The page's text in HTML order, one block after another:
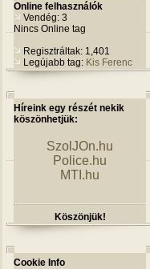
Online felhasználók
Vendég: 3
Nincs Online tag
Regisztráltak: 1,401
Legújabb tag: Kis Ferenc
Híreink egy részét nekik
köszönhetjük:
SzolJOn.hu
Police.hu
MTI.hu
Köszönjük!
Cookie Info